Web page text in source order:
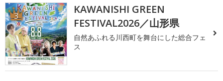
3
KAWANISHI GREEN
FESTIVAL2026／山形県
自然あふれる川西町を舞台にした総合フェ
ス